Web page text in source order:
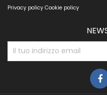
Privacy policy Cookie policy